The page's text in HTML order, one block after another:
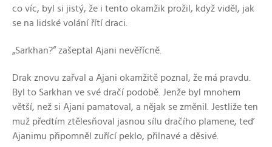
co víc, byl si jistý, že i tento okamžik prožil, když viděl, jak
se na lidské volání řítí draci.
„Sarkhan?“ zašeptal Ajani nevěřícně.
Drak znovu zařval a Ajani okamžitě poznal, že má pravdu.
Byl to Sarkhan ve své dračí podobě. Jenže byl mnohem
větší, než si Ajani pamatoval, a nějak se změnil. Jestliže ten
muž předtím ztělesňoval jasnou sílu dračího plamene, teď
Ajanimu připomněl zuřící peklo, přilnavé a děsivé.